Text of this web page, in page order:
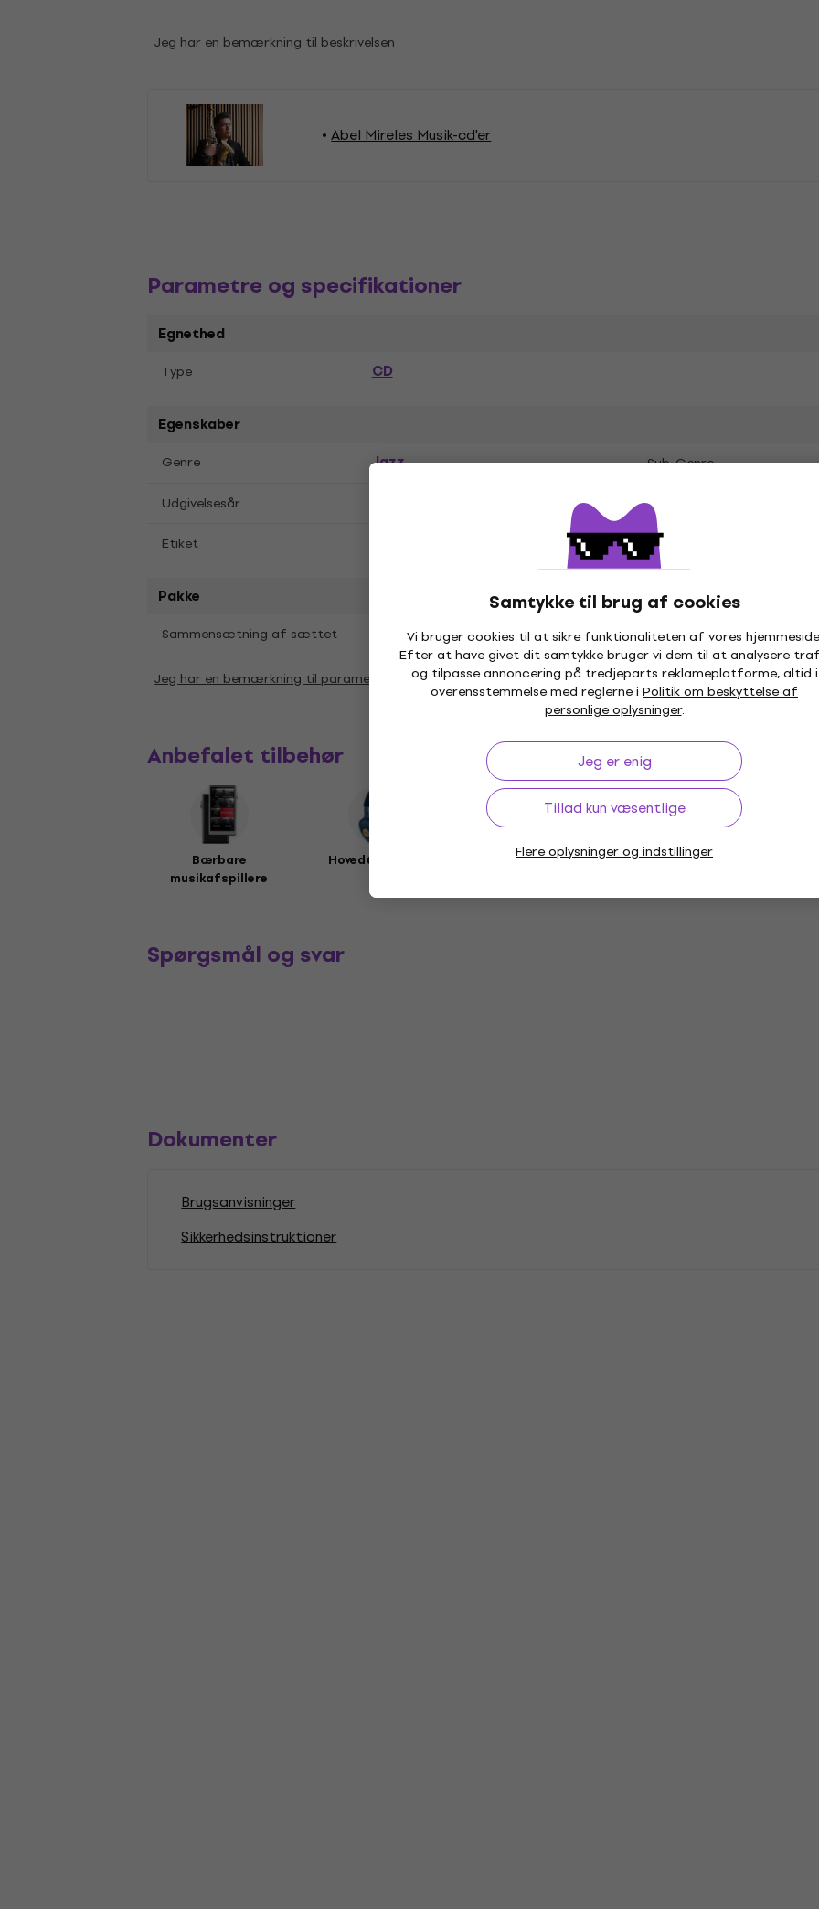
Samtykke til brug af cookies
Vi bruger cookies til at sikre funktionaliteten af vores
Efter at have givet dit samtykke bruger vi dem til at analysere
og tilpasse annoncering på tredjeparts reklameplatforme, altid i
overensstemmelse med reglerne i Politik om beskyttelse af
personlige oplysninger.
Jeg er enig
Tillad kun væsentlige
Flere oplysninger og indstillinger
Jeg har en bemærkning til beskrivelsen
Abel Mireles Musik-cd'er
Parametre og specifikationer
Egnethed
Type CD
Egenskaber
Genre Jazz Sub-Genre
Udgivelsesår Udgivelses dato
Etiket
Pakke
Sammensætning af sættet 1 Stk. Pakkens indhold
Jeg har en bemærkning til parametrene
Anbefalet tilbehør
Bærbare
musikafspillere
Hovedtelefoner Hi-Fi Systemer Hi-Fi CD-afspillere
Spørgsmål og svar
Dokumenter
Brugsanvisninger
Sikkerhedsinstruktioner